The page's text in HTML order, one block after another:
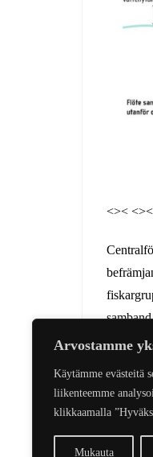
Arvostamme
Käytämme evästeitä
liikenteemme
klikkaamalla
Mukauta
<><